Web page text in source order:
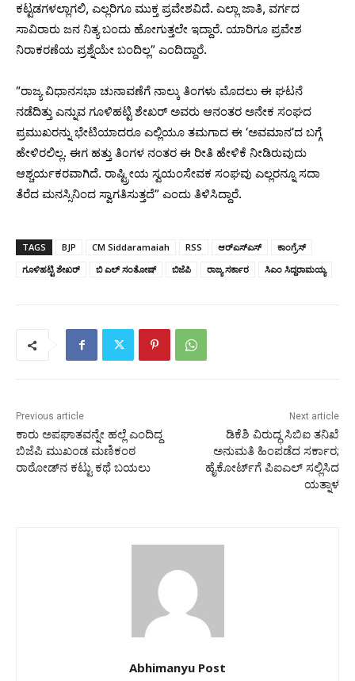
ಕಟ್ಟಡಗಳಲ್ಲಾಗಲಿ, ಎಲ್ಲರಿಗೂ ಮುಕ್ತ ಪ್ರವೇಶವಿದೆ. ಎಲ್ಲಾ ಜಾತಿ, ವರ್ಗದ
ಸಾವಿರಾರು ಜನ ನಿತ್ಯ ಬಂದು ಹೋಗುತ್ತಲೇ ಇದ್ದಾರೆ. ಯಾರಿಗೂ ಪ್ರವೇಶ
ನಿರಾಕರಣೆಯ ಪ್ರಶ್ನೆಯೇ ಬಂದಿಲ್ಲ” ಎಂದಿದ್ದಾರೆ.
“ರಾಜ್ಯ ವಿಧಾನಸಭಾ ಚುನಾವಣೆಗೆ ನಾಲ್ಕು ತಿಂಗಳು ಮೊದಲು ಈ ಘಟನೆ
ನಡೆದಿತ್ತು ಎನ್ನುವ ಗೂಳಿಹಟ್ಟಿ ಶೇಖರ್ ಅವರು ಆನಂತರ ಅನೇಕ ಸಂಘದ
ಪ್ರಮುಖರನ್ನು ಭೇಟಿಯಾದರೂ ಎಲ್ಲಿಯೂ ತಮಗಾದ ಈ ‘ಅವಮಾನ’ದ ಬಗ್ಗೆ
ಹೇಳಿರಲಿಲ್ಲ. ಈಗ ಹತ್ತು ತಿಂಗಳ ನಂತರ ಈ ರೀತಿ ಹೇಳಿಕೆ ನೀಡಿರುವುದು
ಆಶ್ಚರ್ಯಕರವಾಗಿದೆ. ರಾಷ್ಟ್ರೀಯ ಸ್ವಯಂಸೇವಕ ಸಂಘವು ಎಲ್ಲರನ್ನೂ ಸದಾ
ತೆರೆದ ಮನಸ್ಸಿನಿಂದ ಸ್ವಾಗತಿಸುತ್ತದೆ” ಎಂದು ತಿಳಿಸಿದ್ದಾರೆ.
TAGS BJP CM Siddaramaiah RSS ಆರ್‌ಎಸ್‌ಎಸ್‌
ಕಾಂಗ್ರೆಸ್‌
ಗೂಳಿಹಟ್ಟಿ ಶೇಖರ್
ಬಿ ಎಲ್‌ ಸಂತೋಷ್‌ ಬಿಜೆಪಿ ರಾಜ್ಯ ಸರ್ಕಾರ ಸಿಎಂ ಸಿದ್ದರಾಮಯ್ಯ
Previous article
ಕಾರು ಅಪಘಾತವನ್ನೇ ಹಲ್ಲೆ ಎಂದಿದ್ದ
ಬಿಜೆಪಿ ಮುಖಂಡ ಮಣಿಕಂಠ
ರಾಠೋಡ್‌ನ ಕಟ್ಟು ಕಥೆ ಬಯಲು
Next article
ಡಿಕೆಶಿ ವಿರುದ್ಧ ಸಿಬಿಐ ತನಿಖೆ
ಅನುಮತಿ ಹಿಂಪಡೆದ ಸರ್ಕಾರ;
ಹೈಕೋರ್ಟ್‌ಗೆ ಪಿಐಎಲ್‌ ಸಲ್ಲಿಸಿದ
ಯತ್ನಾಳ
Abhimanyu Post